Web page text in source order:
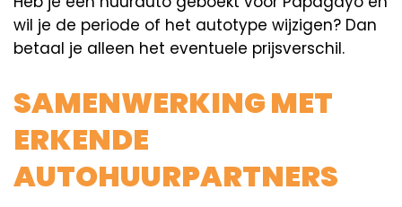
wil je de periode of het autotype wijzigen? Dan
betaal je alleen het eventuele prijsverschil.
SAMENWERKING MET
ERKENDE
AUTOHUURPARTNERS